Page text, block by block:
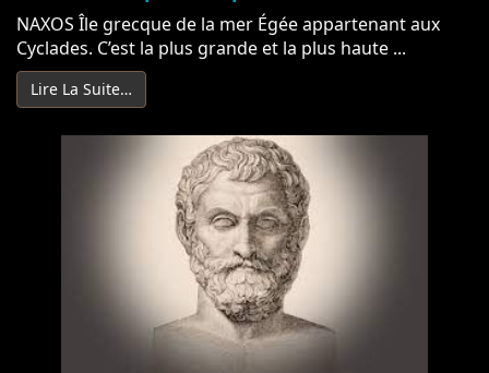
NAXOS Île grecque de la mer Égée appartenant aux
Cyclades. C’est la plus grande et la plus haute ...
Lire La Suite…